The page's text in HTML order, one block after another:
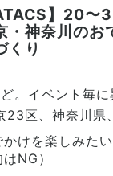
】20〜
・神奈川のお
くり
。イベント毎
区、神奈川県
けを楽しみた
NG）